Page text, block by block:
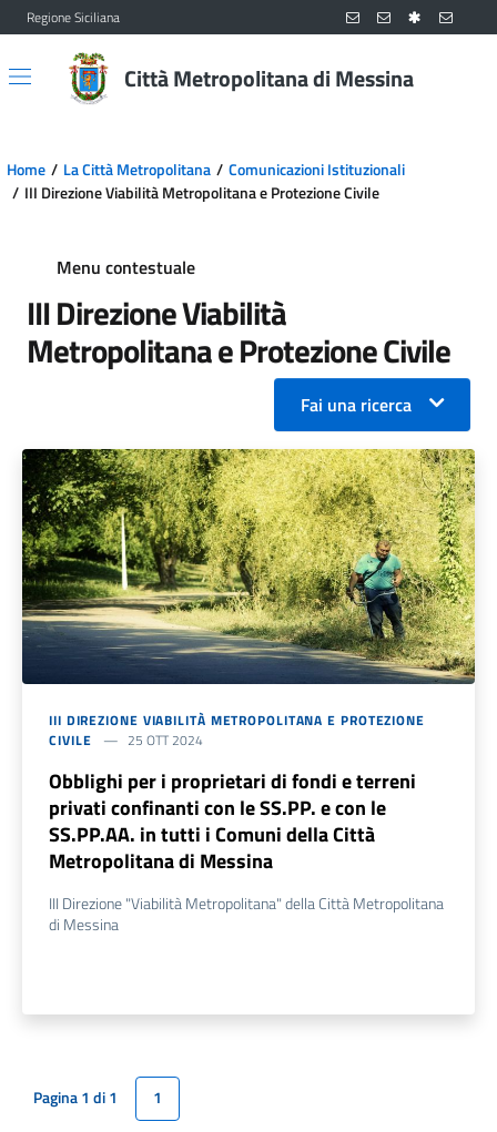
Vai al contenuto principale
Vai al menu principale
Regione Siciliana
Città Metropolitana di Messina
Home La Città Metropolitana
Comunicazioni Istituzionali
III Direzione Viabilità Metropolitana e Protezione Civile
Menu contestuale
III Direzione Viabilità
Metropolitana e Protezione Civile
Fai una ricerca
III DIREZIONE VIABILITÀ METROPOLITANA E PROTEZIONE
CIVILE
25 OTT 2024
Obblighi per i proprietari di fondi e terreni
privati confinanti con le SS.PP. e con le
SS.PP.AA. in tutti i Comuni della Città
Metropolitana di Messina
III Direzione "Viabilità Metropolitana" della Città Metropolitana
di Messina
Pagina 1 di 1 1